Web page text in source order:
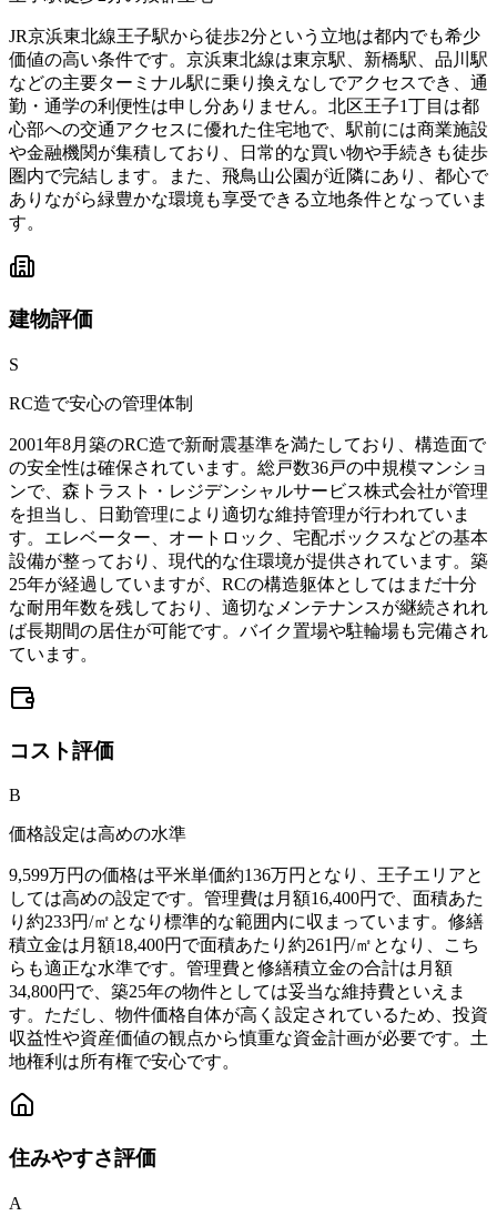
JR京浜東北線王子駅から徒歩2分という立地は都内でも希少
価値の高い条件です。京浜東北線は東京駅、新橋駅、品川駅
などの主要ターミナル駅に乗り換えなしでアクセスでき、通
勤・通学の利便性は申し分ありません。北区王子1丁目は都
心部への交通アクセスに優れた住宅地で、駅前には商業施設
や金融機関が集積しており、日常的な買い物や手続きも徒歩
圏内で完結します。また、飛鳥山公園が近隣にあり、都心で
ありながら緑豊かな環境も享受できる立地条件となっていま
す。
建物評価
S
RC造で安心の管理体制
2001年8月築のRC造で新耐震基準を満たしており、構造面で
の安全性は確保されています。総戸数36戸の中規模マンショ
ンで、森トラスト・レジデンシャルサービス株式会社が管理
を担当し、日勤管理により適切な維持管理が行われていま
す。エレベーター、オートロック、宅配ボックスなどの基本
設備が整っており、現代的な住環境が提供されています。築
25年が経過していますが、RCの構造躯体としてはまだ十分
な耐用年数を残しており、適切なメンテナンスが継続されれ
ば長期間の居住が可能です。バイク置場や駐輪場も完備され
ています。
コスト評価
B
価格設定は高めの水準
9,599万円の価格は平米単価約136万円となり、王子エリアと
しては高めの設定です。管理費は月額16,400円で、面積あた
り約233円/㎡となり標準的な範囲内に収まっています。修繕
積立金は月額18,400円で面積あたり約261円/㎡となり、こち
らも適正な水準です。管理費と修繕積立金の合計は月額
34,800円で、築25年の物件としては妥当な維持費といえま
す。ただし、物件価格自体が高く設定されているため、投資
収益性や資産価値の観点から慎重な資金計画が必要です。土
地権利は所有権で安心です。
住みやすさ評価
A